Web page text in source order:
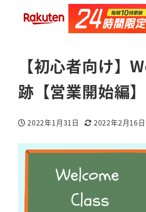
【初心者向け】
跡【営業開始編】
投稿日
2022年1月31日
更新日
2022年2月16日